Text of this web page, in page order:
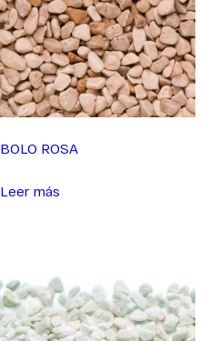
BOLO ROSA
Leer más